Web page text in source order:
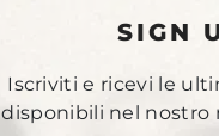
SIGN
Iscriviti e ricevi le
disponibili nel nostro